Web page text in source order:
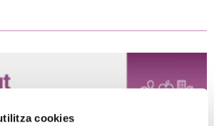
cookies